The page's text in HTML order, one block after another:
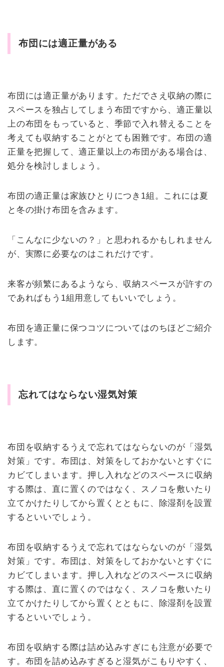
布団には適正量がある
布団には適正量があります。ただでさえ収納の際に
スペースを独占してしまう布団ですから、適正量以
上の布団をもっていると、季節で入れ替えることを
考えても収納することがとても困難です。布団の適
正量を把握して、適正量以上の布団がある場合は、
処分を検討しましょう。
布団の適正量は家族ひとりにつき1組。これには夏
と冬の掛け布団を含みます。
「こんなに少ないの？」と思われるかもしれません
が、実際に必要なのはこれだけです。
来客が頻繁にあるようなら、収納スペースが許すの
であればもう1組用意してもいいでしょう。
布団を適正量に保つコツについてはのちほどご紹介
します。
忘れてはならない湿気対策
布団を収納するうえで忘れてはならないのが「湿気
対策」です。布団は、対策をしておかないとすぐに
カビてしまいます。押し入れなどのスペースに収納
する際は、直に置くのではなく、スノコを敷いたり
立てかけたりしてから置くとともに、除湿剤を設置
するといいでしょう。
布団を収納するうえで忘れてはならないのが「湿気
対策」です。布団は、対策をしておかないとすぐに
カビてしまいます。押し入れなどのスペースに収納
する際は、直に置くのではなく、スノコを敷いたり
立てかけたりしてから置くとともに、除湿剤を設置
するといいでしょう。
布団を収納する際は詰め込みすぎにも注意が必要で
す。布団を詰め込みすぎると湿気がこもりやすく、